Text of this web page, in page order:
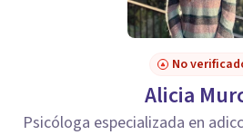
No
Alicia
Psicóloga especializada en